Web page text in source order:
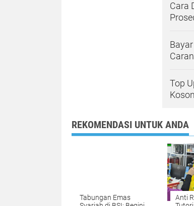
Cara
Top
REKOMENDASI UNTUK ANDA
Tabungan Emas
Anti